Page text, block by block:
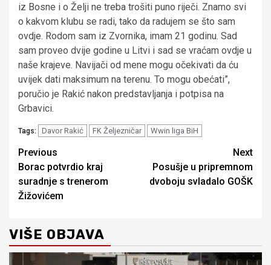
iz Bosne i o Želji ne treba trošiti puno riječi. Znamo svi
o kakvom klubu se radi, tako da radujem se što sam
ovdje. Rodom sam iz Zvornika, imam 21 godinu. Sad
sam proveo dvije godine u Litvi i sad se vraćam ovdje u
naše krajeve. Navijači od mene mogu očekivati da ću
uvijek dati maksimum na terenu. To mogu obećati”,
poručio je Rakić nakon predstavljanja i potpisa na
Grbavici.
Tags: Davor Rakić FK Željezničar Wwin liga BiH
Continue
Reading
Previous
Borac potvrdio kraj
suradnje s trenerom
Žižovićem
Next
Posušje u pripremnom
dvoboju svladalo GOŠK
VIŠE OBJAVA